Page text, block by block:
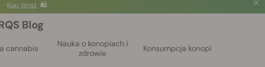
Kup teraz 🛍️
Blog
cannabis
Nauka o konopiach i
zdrowie
Konsumpcja konopi